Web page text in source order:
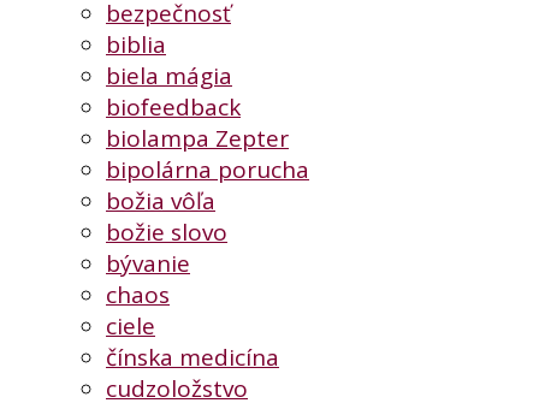
bezpečnosť
biblia
biela mágia
biofeedback
biolampa Zepter
bipolárna porucha
božia vôľa
božie slovo
bývanie
chaos
ciele
čínska medicína
cudzoložstvo